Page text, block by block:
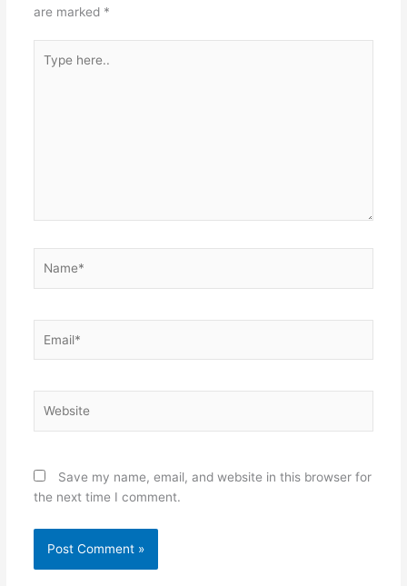
are marked *
here..
Save my name, email, and website in this browser for
the next time I comment.